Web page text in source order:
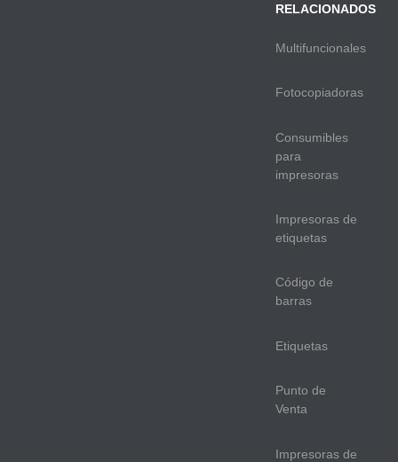
RELACIONADOS
Multifuncionales
Fotocopiadoras
Consumibles
para
impresoras
Impresoras de
etiquetas
Código de
barras
Etiquetas
Punto de
Venta
Impresoras de